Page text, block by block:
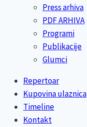
Press arhiva
PDF ARHIVA
Programi
Publikacije
Glumci
Repertoar
Kupovina ulaznica
Timeline
Kontakt